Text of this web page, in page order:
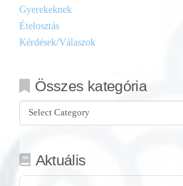
Gyerekeknek
Ételosztás
Kérdések/Válaszok
Összes kategória
Összes
kategória
Aktuális